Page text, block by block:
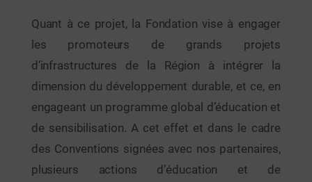
Quant à ce projet, la Fondation vise à engager
les promoteurs de grands projets
d’infrastructures de la Région à intégrer la
dimension du développement durable, et ce, en
engageant un programme global d’éducation et
de sensibilisation. A cet effet et dans le cadre
des Conventions signées avec nos partenaires,
plusieurs actions d’éducation et de